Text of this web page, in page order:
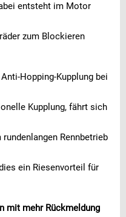
entsteht im Motor
zum Blockieren
Hopping-Kupplung bei
Kupplung, fährt sich
Rennbetrieb
ein Riesenvorteil für
mit mehr Rückmeldung